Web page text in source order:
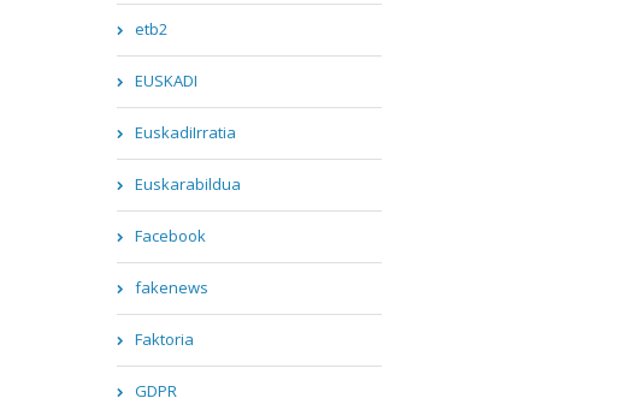
etb2
EUSKADI
EuskadiIrratia
Euskarabildua
Facebook
fakenews
Faktoria
GDPR